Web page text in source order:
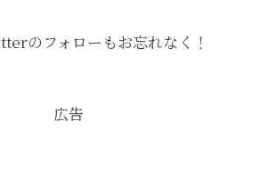
のフォローもお忘れなく！
広告